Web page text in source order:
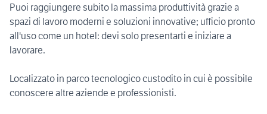
Puoi raggiungere subito la massima produttività grazie a
spazi di lavoro moderni e soluzioni innovative; ufficio pronto
all'uso come un hotel: devi solo presentarti e iniziare a
lavorare.
Localizzato in parco tecnologico custodito in cui è possibile
conoscere altre aziende e professionisti.